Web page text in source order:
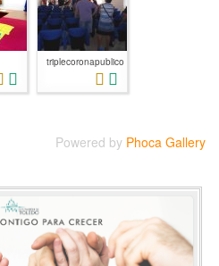
triplecoronapublico
Powered by Phoca Gallery